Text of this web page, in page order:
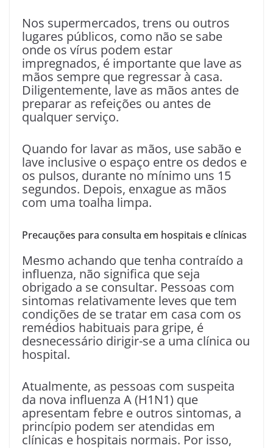
Nos supermercados, trens ou outros
lugares públicos, como não se sabe
onde os vírus podem estar
impregnados, é importante que lave as
mãos sempre que regressar à casa.
Diligentemente, lave as mãos antes de
preparar as refeições ou antes de
qualquer serviço.
Quando for lavar as mãos, use sabão e
lave inclusive o espaço entre os dedos e
os pulsos, durante no mínimo uns 15
segundos. Depois, enxague as mãos
com uma toalha limpa.
Precauções para consulta em hospitais e clínicas
Mesmo achando que tenha contraído a
influenza, não significa que seja
obrigado a se consultar. Pessoas com
sintomas relativamente leves que tem
condições de se tratar em casa com os
remédios habituais para gripe, é
desnecessário dirigir-se a uma clínica ou
hospital.
Atualmente, as pessoas com suspeita
da nova influenza A (H1N1) que
apresentam febre e outros sintomas, a
princípio podem ser atendidas em
clínicas e hospitais normais. Por isso,